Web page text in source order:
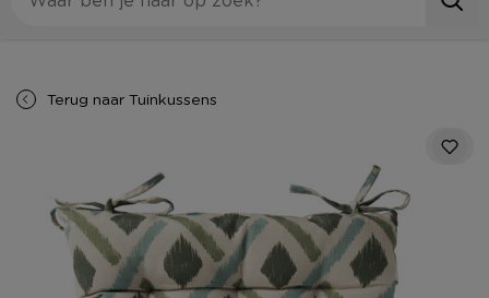
Terug naar Tuinkussens